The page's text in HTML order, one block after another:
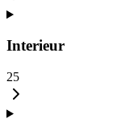
Interieur
25